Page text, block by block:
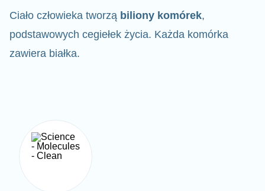
Ciało człowieka tworzą biliony komórek,
podstawowych cegiełek życia. Każda komórka
zawiera białka.